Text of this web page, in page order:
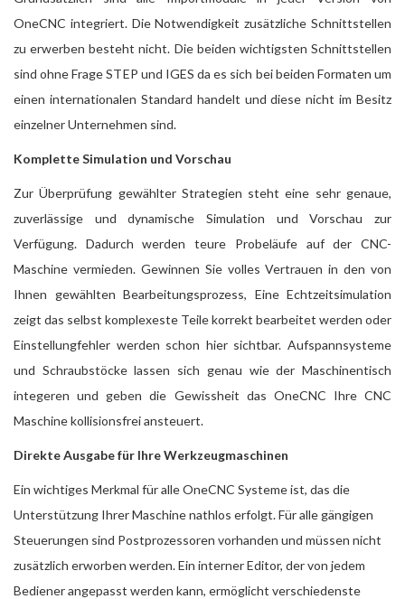
OneCNC integriert. Die Notwendigkeit zusätzliche Schnittstellen
zu erwerben besteht nicht. Die beiden wichtigsten Schnittstellen
sind ohne Frage STEP und IGES da es sich bei beiden Formaten um
einen internationalen Standard handelt und diese nicht im Besitz
einzelner Unternehmen sind.
Komplette Simulation und Vorschau
Zur Überprüfung gewählter Strategien steht eine sehr genaue,
zuverlässige und dynamische Simulation und Vorschau zur
Verfügung. Dadurch werden teure Probeläufe auf der CNC-
Maschine vermieden. Gewinnen Sie volles Vertrauen in den von
Ihnen gewählten Bearbeitungsprozess, Eine Echtzeitsimulation
zeigt das selbst komplexeste Teile korrekt bearbeitet werden oder
Einstellungfehler werden schon hier sichtbar. Aufspannsysteme
und Schraubstöcke lassen sich genau wie der Maschinentisch
integeren und geben die Gewissheit das OneCNC Ihre CNC
Maschine kollisionsfrei ansteuert.
Direkte Ausgabe für Ihre Werkzeugmaschinen
Ein wichtiges Merkmal für alle OneCNC Systeme ist, das die
Unterstützung Ihrer Maschine nathlos erfolgt. Für alle gängigen
Steuerungen sind Postprozessoren vorhanden und müssen nicht
zusätzlich erworben werden. Ein interner Editor, der von jedem
Bediener angepasst werden kann, ermöglicht verschiedenste